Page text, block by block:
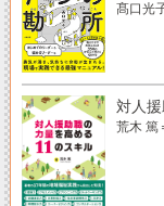
髙口光
対人
荒木 篤